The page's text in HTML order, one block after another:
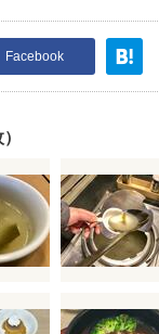
Facebook